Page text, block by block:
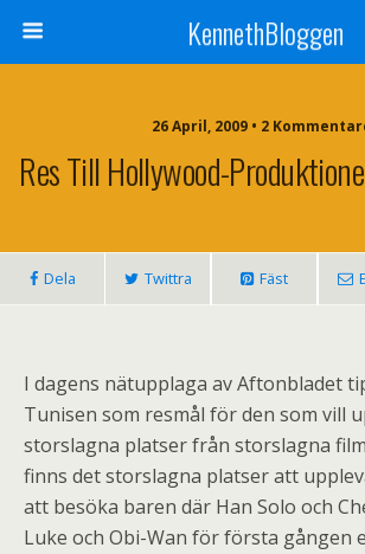
KennethBloggen
26 April, 2009 • 2
Res Till Hollywood-
Dela Twittra Fäst
I dagens nätupplaga avAftonbladet
Tunisen som resmål för den som vill
storslagna platser från storslagna
finns det storslagna platser att
att besöka baren där Han Solo och
Luke och Obi-Wan för första gången